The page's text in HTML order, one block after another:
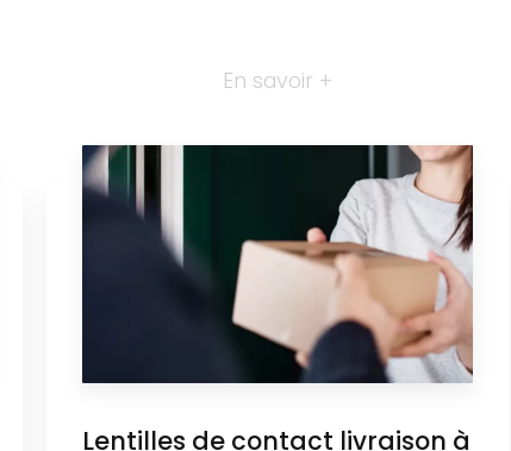
En savoir +
Lentilles de contact livraison à